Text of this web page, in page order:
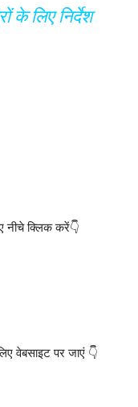
के लिए निर्देश
नीचे क्लिक करें👇
वेबसाइट पर जाएं 👇